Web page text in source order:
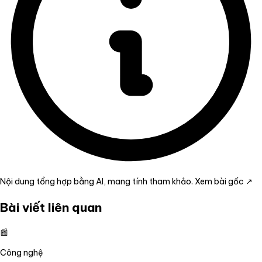
Nội dung tổng hợp bằng AI, mang tính tham khảo. Xem bài gốc ↗
Bài viết liên quan
📰
Công nghệ